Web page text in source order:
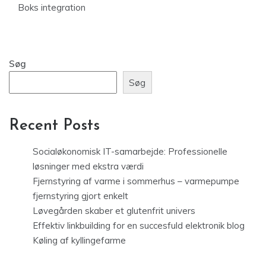
Boks integration
Søg
Søg
Recent Posts
Socialøkonomisk IT-samarbejde: Professionelle
løsninger med ekstra værdi
Fjernstyring af varme i sommerhus – varmepumpe
fjernstyring gjort enkelt
Løvegården skaber et glutenfrit univers
Effektiv linkbuilding for en succesfuld elektronik blog
Køling af kyllingefarme